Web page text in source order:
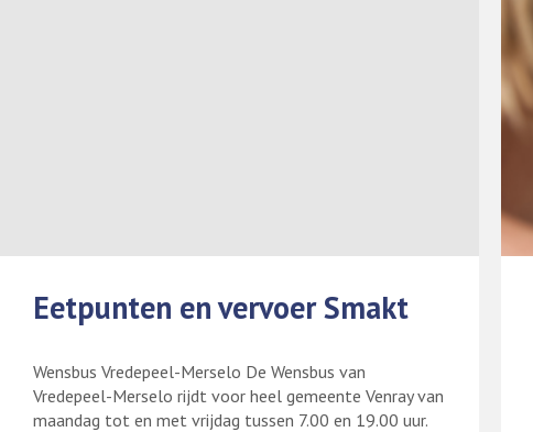
Eetpunten en vervoer Smakt
Wensbus Vredepeel-Merselo De Wensbus van
Vredepeel-Merselo rijdt voor heel gemeente Venray van
maandag tot en met vrijdag tussen 7.00 en 19.00 uur.